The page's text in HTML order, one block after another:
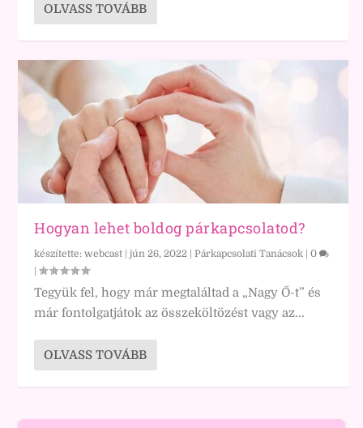
OLVASS TOVÁBB
Hogyan lehet boldog párkapcsolatod?
készítette:webcast |jún 26, 2022 |Párkapcsolati Tanácsok |0
|
Tegyük fel, hogy már megtaláltad a „Nagy Ő-t” és
már fontolgatjátok az összeköltözést vagy az...
OLVASS TOVÁBB